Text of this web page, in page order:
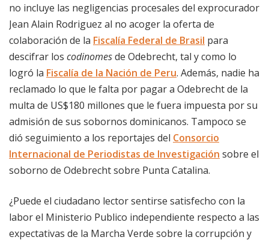
no incluye las negligencias procesales del exprocurador
Jean Alain Rodriguez al no acoger la oferta de
colaboración de la Fiscalía Federal de Brasil para
descifrar los codinomesde Odebrecht, tal y como lo
logró la Fiscalía de la Nación de Peru. Además, nadie ha
reclamado lo que le falta por pagar a Odebrecht de la
multa de US$180 millones que le fuera impuesta por su
admisión de sus sobornos dominicanos. Tampoco se
dió seguimiento a los reportajes del Consorcio
Internacional de Periodistas de Investigación sobre el
soborno de Odebrecht sobre Punta Catalina.
¿Puede el ciudadano lector sentirse satisfecho con la
labor el Ministerio Publico independiente respecto a las
expectativas de la Marcha Verde sobre la corrupción y